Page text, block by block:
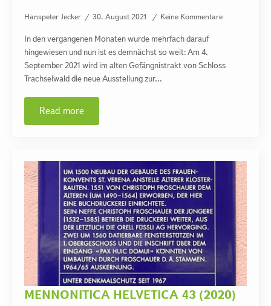
Hanspeter Jecker 30. August 2021 Keine Kommentare
In den vergangenen Monaten wurde mehrfach darauf
hingewiesen und nun ist es demnächst so weit: Am 4.
September 2021 wird im alten Gefängnistrakt von Schloss
Trachselwald die neue Ausstellung zur…
Read more
MENNONITICA HELVETICA 43 (2020)